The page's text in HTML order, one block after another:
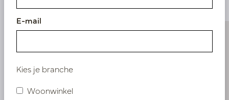
E-mail
Kies je branche
Woonwinkel